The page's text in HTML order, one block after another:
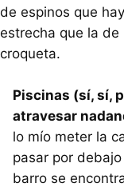
de espinos que
estrecha que la
croqueta.
Piscinas (sí, sí,
atravesar
lo mío meter la
pasar por
barro se